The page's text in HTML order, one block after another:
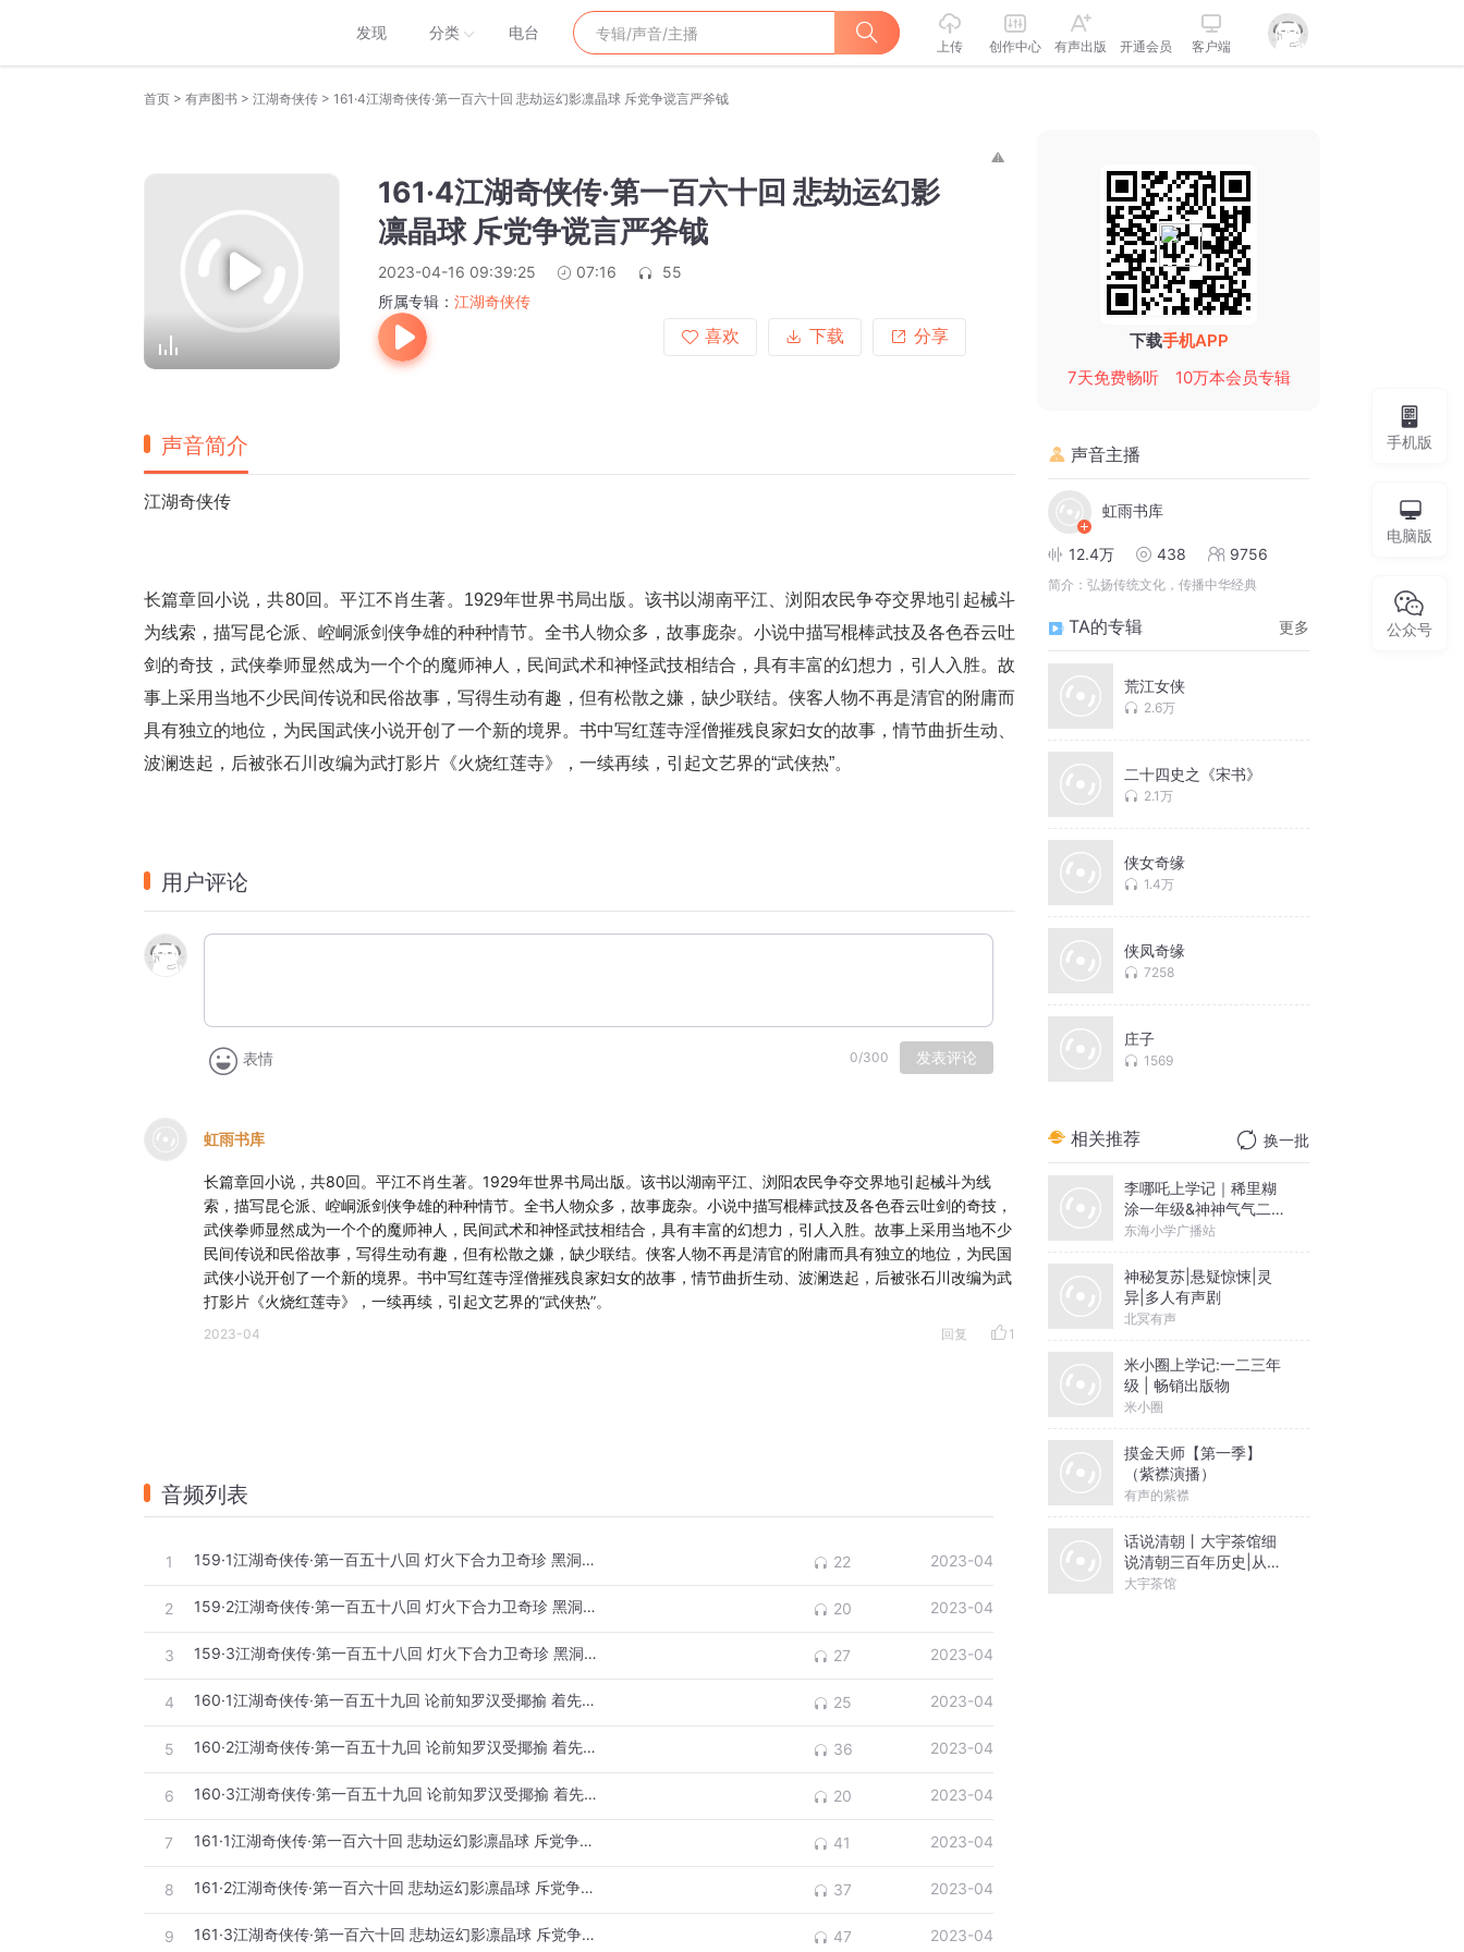
发现 分类 电台
上传 创作中心 有声出版 开通会员 客户端
首页 > 有声图书 > 江湖奇侠传 > 161·4江湖奇侠传·第一百六十回 悲劫运幻影凛晶球 斥党争谠言严斧钺
161·4江湖奇侠传·第一百六十回 悲劫运幻影
凛晶球 斥党争谠言严斧钺
2023-04-16 09:39:25 07:16
55
所属专辑： 江湖奇侠传
喜欢
下载 分享
声音简介
江湖奇侠传
长篇章回小说，共80回。平江不肖生著。1929年世界书局出版。该书以湖南平江、浏阳农民争夺交界地引起械斗
为线索，描写昆仑派、崆峒派剑侠争雄的种种情节。全书人物众多，故事庞杂。小说中描写棍棒武技及各色吞云吐
剑的奇技，武侠拳师显然成为一个个的魔师神人，民间武术和神怪武技相结合，具有丰富的幻想力，引人入胜。故
事上采用当地不少民间传说和民俗故事，写得生动有趣，但有松散之嫌，缺少联结。侠客人物不再是清官的附庸而
具有独立的地位，为民国武侠小说开创了一个新的境界。书中写红莲寺淫僧摧残良家妇女的故事，情节曲折生动、
波澜迭起，后被张石川改编为武打影片《火烧红莲寺》，一续再续，引起文艺界的“武侠热”。
用户评论
表情 0/300 发表评论
虹雨书库
长篇章回小说，共80回。平江不肖生著。1929年世界书局出版。该书以湖南平江、浏阳农民争夺交界地引起械斗为线
索，描写昆仑派、崆峒派剑侠争雄的种种情节。全书人物众多，故事庞杂。小说中描写棍棒武技及各色吞云吐剑的奇技，
武侠拳师显然成为一个个的魔师神人，民间武术和神怪武技相结合，具有丰富的幻想力，引人入胜。故事上采用当地不少
民间传说和民俗故事，写得生动有趣，但有松散之嫌，缺少联结。侠客人物不再是清官的附庸而具有独立的地位，为民国
武侠小说开创了一个新的境界。书中写红莲寺淫僧摧残良家妇女的故事，情节曲折生动、波澜迭起，后被张石川改编为武
打影片《火烧红莲寺》，一续再续，引起文艺界的“武侠热”。
2023-04 回复 1
音频列表
1 159·1江湖奇侠传·第一百五十八回 灯火下合力卫奇珍 黑洞中单身献绝艺 22 2023-04
2 159·2江湖奇侠传·第一百五十八回 灯火下合力卫奇珍 黑洞中单身献绝艺 20 2023-04
3 159·3江湖奇侠传·第一百五十八回 灯火下合力卫奇珍 黑洞中单身献绝艺 27 2023-04
4 160·1江湖奇侠传·第一百五十九回 论前知罗汉受揶揄 着先鞭祖师遭戏弄 25 2023-04
5 160·2江湖奇侠传·第一百五十九回 论前知罗汉受揶揄 着先鞭祖师遭戏弄 36 2023-04
6 160·3江湖奇侠传·第一百五十九回 论前知罗汉受揶揄 着先鞭祖师遭戏弄 20 2023-04
7 161·1江湖奇侠传·第一百六十回 悲劫运幻影凛晶球 斥党争谠言严斧钺 41 2023-04
8 161·2江湖奇侠传·第一百六十回 悲劫运幻影凛晶球 斥党争谠言严斧钺 37 2023-04
9 161·3江湖奇侠传·第一百六十回 悲劫运幻影凛晶球 斥党争谠言严斧钺 47 2023-04
下载手机APP
7天免费畅听
10万本会员专辑
声音主播
虹雨书库
12.4万 438 9756
简介： 弘扬传统文化，传播中华经典
TA的专辑 更多
荒江女侠
2.6万
二十四史之《宋书》
2.1万
侠女奇缘
1.4万
侠凤奇缘
7258
庄子
1569
相关推荐 换一批
李哪吒上学记｜稀里糊
涂一年级&神神气气二年
级
东海小学广播站
神秘复苏|悬疑惊悚|灵
异|多人有声剧
北冥有声
米小圈上学记:一二三年
级 | 畅销出版物
米小圈
摸金天师【第一季】
（紫襟演播）
有声的紫襟
话说清朝丨大宇茶馆细
说清朝三百年历史|从努
尔哈赤到末代皇帝溥仪|
大宇茶馆
手机版
电脑版
公众号